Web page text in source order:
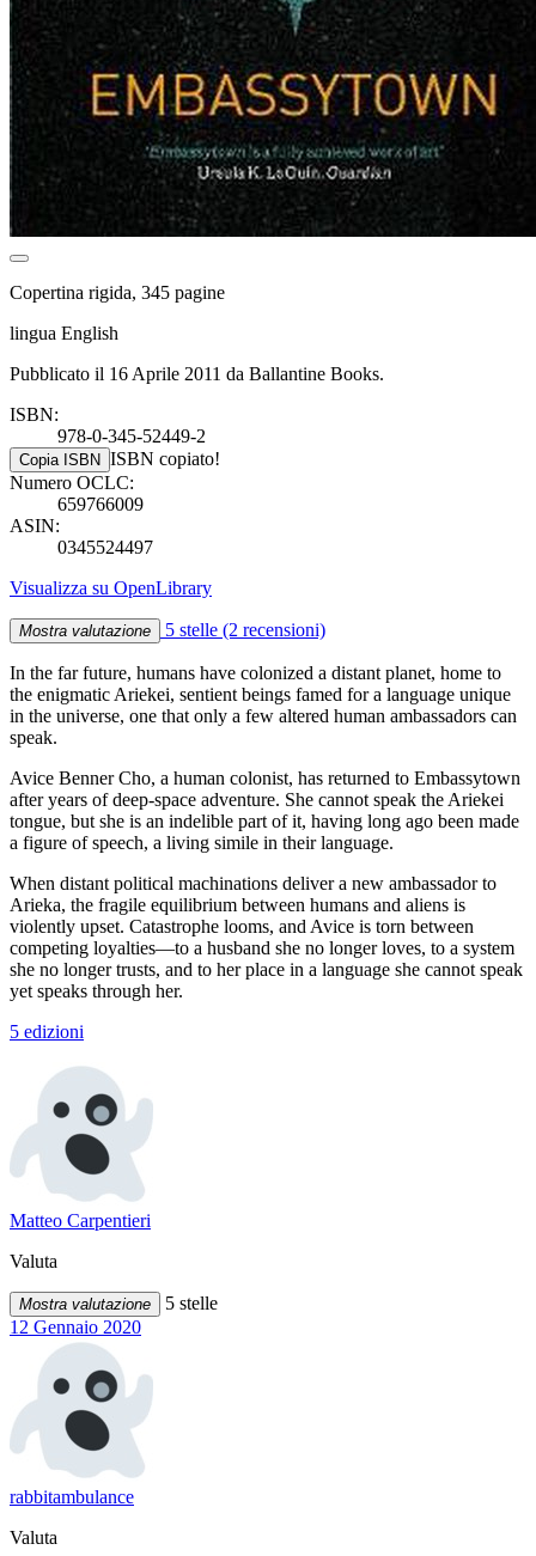
Copertina rigida, 345 pagine
lingua English
Pubblicato il 16 Aprile 2011 da Ballantine Books.
ISBN:
978-0-345-52449-2
Copia ISBN ISBN copiato!
Numero OCLC:
659766009
ASIN:
0345524497
Visualizza su OpenLibrary
Mostra valutazione 5 stelle (2 recensioni)
In the far future, humans have colonized a distant planet, home to
the enigmatic Ariekei, sentient beings famed for a language unique
in the universe, one that only a few altered human ambassadors can
speak.
Avice Benner Cho, a human colonist, has returned to Embassytown
after years of deep-space adventure. She cannot speak the Ariekei
tongue, but she is an indelible part of it, having long ago been made
a figure of speech, a living simile in their language.
When distant political machinations deliver a new ambassador to
Arieka, the fragile equilibrium between humans and aliens is
violently upset. Catastrophe looms, and Avice is torn between
competing loyalties—to a husband she no longer loves, to a system
she no longer trusts, and to her place in a language she cannot speak
yet speaks through her.
5 edizioni
Matteo Carpentieri
Valuta
Mostra valutazione
5 stelle
12 Gennaio 2020
rabbitambulance
Valuta